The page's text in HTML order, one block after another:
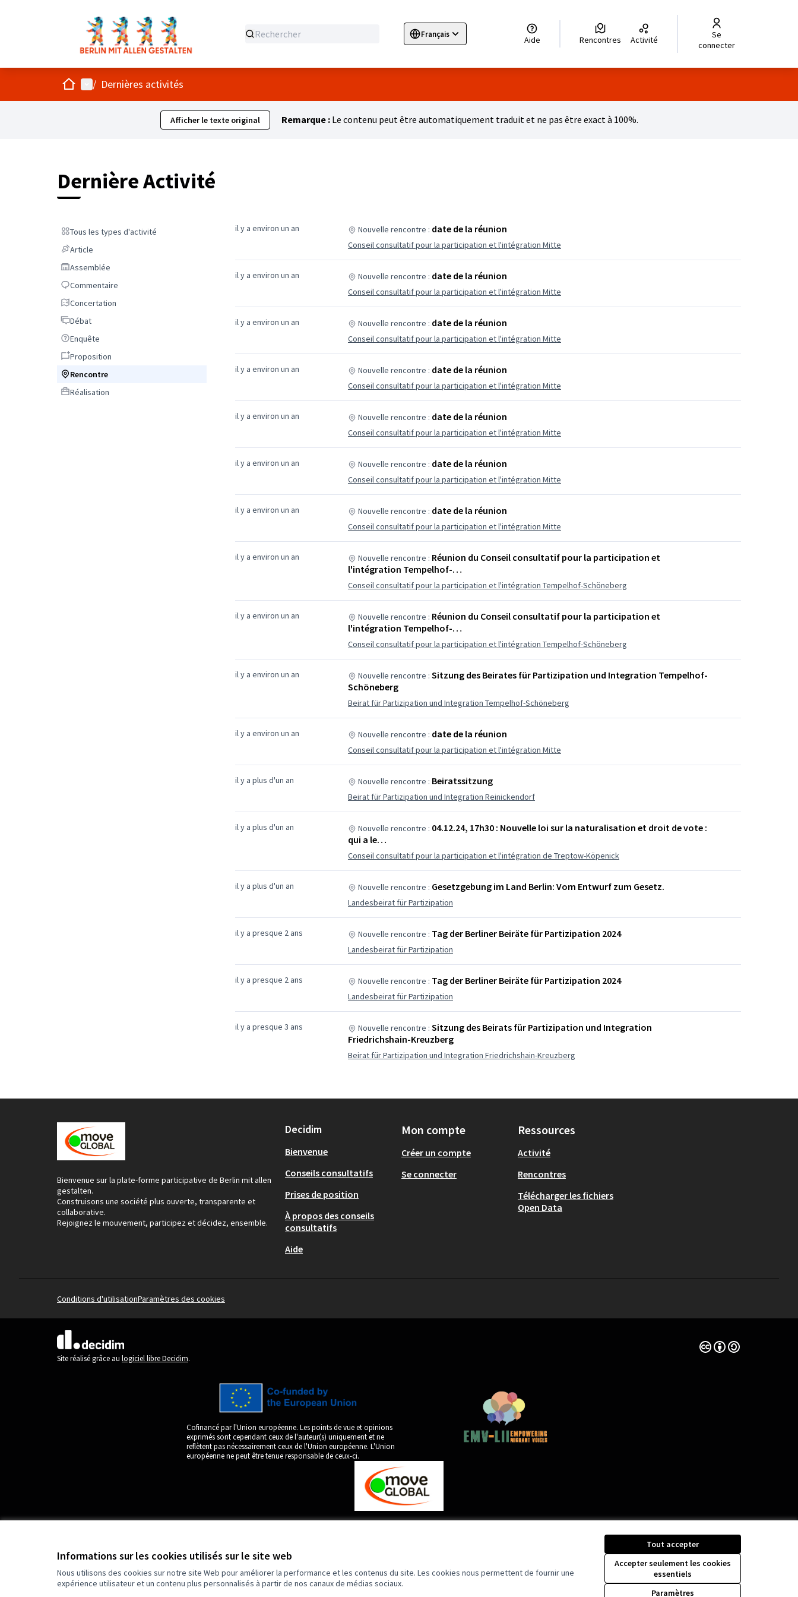
Informations sur les cookies utilisés sur le site web
Nous utilisons des cookies sur notre site Web pour améliorer la performance et les contenus du site. Les cookies nous permettent de fournir une
expérience utilisateur et un contenu plus personnalisés à partir de nos canaux de médias sociaux.
Tout accepter
Accepter seulement les cookies
essentiels
Paramètres
Français
Sprache wählen Choose languageElegir el idiomaChoisir la langueWybierz język Dil seçiniz
Aide Rencontres Activité
Se
connecter
AccueilMenu principal
/ Dernières activités
Afficher le texte original Remarque :Le contenu peut être automatiquement traduit et ne pas être exact à 100%.
Dernière Activité
Tous les types d'activité
Tous les types d'activité
ArticleArticle
Assemblée
Assemblée
Commentaire
Commentaire
Concertation
Concertation
DébatDébat
Enquête
Enquête
Proposition
Proposition
Rencontre
Rencontre
Réalisation
Réalisation
il y a environ un an Nouvelle rencontre : date de la réunion
Conseil consultatif pour la participation et l'intégration Mitte
il y a environ un an Nouvelle rencontre : date de la réunion
Conseil consultatif pour la participation et l'intégration Mitte
il y a environ un an Nouvelle rencontre : date de la réunion
Conseil consultatif pour la participation et l'intégration Mitte
il y a environ un an Nouvelle rencontre : date de la réunion
Conseil consultatif pour la participation et l'intégration Mitte
il y a environ un an Nouvelle rencontre : date de la réunion
Conseil consultatif pour la participation et l'intégration Mitte
il y a environ un an Nouvelle rencontre : date de la réunion
Conseil consultatif pour la participation et l'intégration Mitte
il y a environ un an Nouvelle rencontre : date de la réunion
Conseil consultatif pour la participation et l'intégration Mitte
il y a environ un an Nouvelle rencontre : Réunion du Conseil consultatif pour la participation et
l'intégration Tempelhof-…
Conseil consultatif pour la participation et l'intégration Tempelhof-Schöneberg
il y a environ un an Nouvelle rencontre : Réunion du Conseil consultatif pour la participation et
l'intégration Tempelhof-…
Conseil consultatif pour la participation et l'intégration Tempelhof-Schöneberg
il y a environ un an Nouvelle rencontre : Sitzung des Beirates für Partizipation und Integration Tempelhof-
Schöneberg
Beirat für Partizipation und Integration Tempelhof-Schöneberg
il y a environ un an Nouvelle rencontre : date de la réunion
Conseil consultatif pour la participation et l'intégration Mitte
il y a plus d'un an Nouvelle rencontre : Beiratssitzung
Beirat für Partizipation und Integration Reinickendorf
il y a plus d'un an Nouvelle rencontre : 04.12.24, 17h30 : Nouvelle loi sur la naturalisation et droit de vote :
qui a le…
Conseil consultatif pour la participation et l'intégration de Treptow-Köpenick
il y a plus d'un an Nouvelle rencontre : Gesetzgebung im Land Berlin: Vom Entwurf zum Gesetz.
Landesbeirat für Partizipation
il y a presque 2 ans Nouvelle rencontre : Tag der Berliner Beiräte für Partizipation 2024
Landesbeirat für Partizipation
il y a presque 2 ans Nouvelle rencontre : Tag der Berliner Beiräte für Partizipation 2024
Landesbeirat für Partizipation
il y a presque 3 ans Nouvelle rencontre : Sitzung des Beirats für Partizipation und Integration
Friedrichshain-Kreuzberg
Beirat für Partizipation und Integration Friedrichshain-Kreuzberg
Bienvenue sur la plate-forme participative de Berlin mit allen
gestalten.
Construisons une société plus ouverte, transparente et
collaborative.
Rejoignez le mouvement, participez et décidez, ensemble.
Decidim
Bienvenue
Conseils consultatifs
Prises de position
À propos des conseils
consultatifs
Aide
Mon compte
Créer un compte
Se connecter
Ressources
Activité
Rencontres
Télécharger les fichiers
Open Data
Conditions d'utilisationParamètres des cookies
(Lien externe)
Site réalisé grâce au logiciel libre Decidim.
Licence Creative
(Lien externe)
Cofinancé par l'Union européenne. Les points de vue et opinions
exprimés sont cependant ceux de l'auteur(s) uniquement et ne
reflètent pas nécessairement ceux de l'Union européenne. L'Union
européenne ne peut être tenue responsable de ceux-ci.